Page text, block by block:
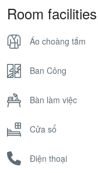
Room facilities
Áo choàng tắm
Ban Công
Bàn làm việc
Cửa sổ
Điện thoại